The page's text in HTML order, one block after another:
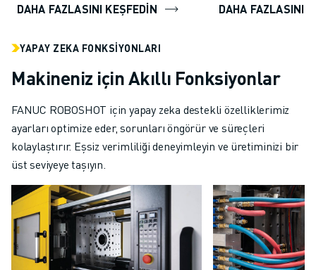
DAHA FAZLASINI KEŞFEDIN DAHA FAZLASINI
YAPAY ZEKA FONKSIYONLARI
Makineniz için Akıllı Fonksiyonlar
FANUC ROBOSHOT için yapay zeka destekli özelliklerimiz
ayarları optimize eder, sorunları öngörür ve süreçleri
kolaylaştırır. Eşsiz verimliliği deneyimleyin ve üretiminizi bir
üst seviyeye taşıyın.